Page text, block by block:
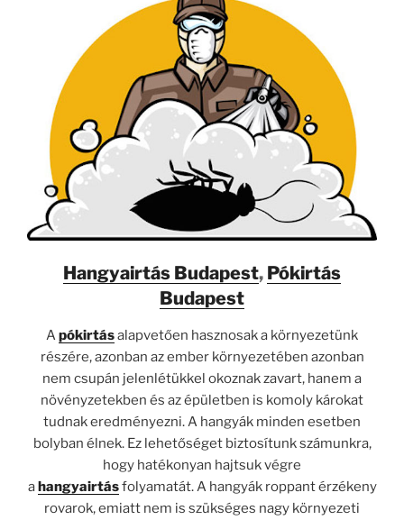
Hangyairtás Budapest, Pókirtás
Budapest
Apókirtásalapvetően hasznosak a környezetünk
részére, azonban az ember környezetében azonban
nem csupán jelenlétükkel okoznak zavart, hanem a
növényzetekben és az épületben is komoly károkat
tudnak eredményezni. A hangyák minden esetben
bolyban élnek. Ez lehetőséget biztosítunk számunkra,
hogy hatékonyan hajtsuk végre
ahangyairtásfolyamatát. A hangyák roppant érzékeny
rovarok, emiatt nem is szükséges nagy környezeti